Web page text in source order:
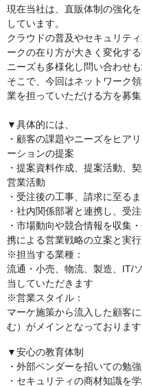
現在当社は、直販体制の強化
しています。
クラウドの普及やセキュリテ
ークの在り方が大きく変化す
ニーズも多様化し問い合わせも
そこで、今回はネットワーク
業を担っていただける方を募集
▼具体的には、
・顧客の課題やニーズをヒア
ーションの提案
・提案資料作成、提案活動、
営業活動
・受注後の工事、請求に至る
・社内関係部署と連携し、受
・市場動向や競合情報を収集
携による営業戦略の立案と実行
※担当する業種：
流通・小売、物流、製造、IT/
当していただきます
※営業スタイル：
マーケ施策から流入した顧客
む）がメインとなっております
▼安心の教育体制
・外部ベンダーを招いての勉
・セキュリティの商材知識を